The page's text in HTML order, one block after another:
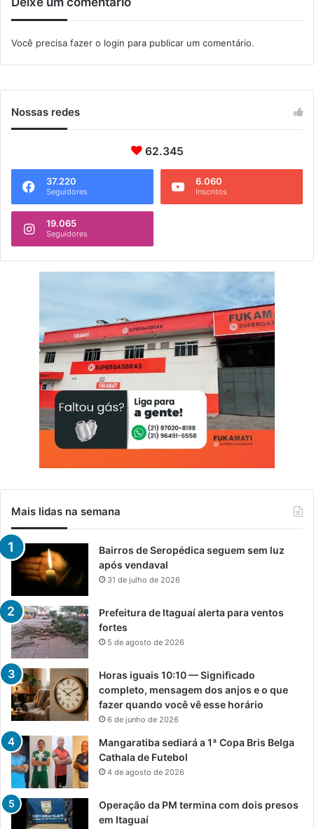
e
z
a
n
a
r
t
i
Você precisa fazer o login para publicar um comentário.
Nossas redes
62.345
37.220
Seguidores
6.060
Inscritos
19.065
Seguidores
Mais lidas na semana
Bairros de Seropédica seguem sem luz
após vendaval
31 de julho de 2026
Prefeitura de Itaguaí alerta para ventos
fortes
5 de agosto de 2026
Horas iguais 10:10 — Significado
completo, mensagem dos anjos e o que
fazer quando você vê esse horário
6 de junho de 2026
Mangaratiba sediará a 1ª Copa Bris Belga
Cathala de Futebol
4 de agosto de 2026
Operação da PM termina com dois presos
em Itaguaí